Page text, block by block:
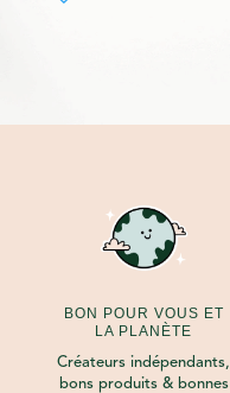
BON POUR VOUS ET
LA PLANÈTE
Créateurs indépendants,
bons produits & bonnes